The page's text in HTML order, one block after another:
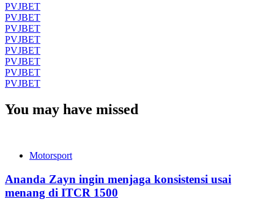
PVJBET
PVJBET
PVJBET
PVJBET
PVJBET
PVJBET
PVJBET
PVJBET
You may have missed
Motorsport
Ananda Zayn ingin menjaga konsistensi usai
menang di ITCR 1500